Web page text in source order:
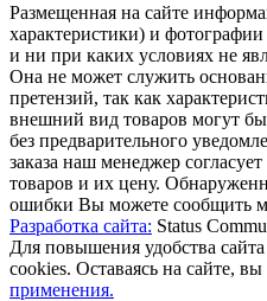
Размещенная на сайте
характеристики) и
и ни при каких условиях не
Она не может служить
претензий, так как
внешний вид товаров могут
без предварительного
заказа наш менеджер
товаров и их цену.
ошибки Вы можете сообщить
Разработка сайта: Status
Для повышения удобства
cookies. Оставаясь на сайте, вы
применения.